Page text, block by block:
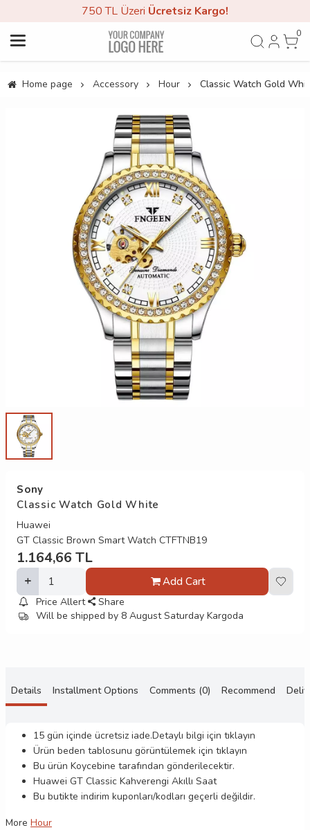
750 TL Üzeri Ücretsiz Kargo!
0
Home page Accessory Hour Classic Watch Gold
Sony
Classic Watch Gold White
Huawei
GT Classic Brown Smart Watch CTFTNB19
1.164,66 TL
Add Cart
Price Allert
Share
Will be shipped by 8 August Saturday Kargoda
Details Installment Options Comments (0) Recommend
15 gün içinde ücretsiz iade.Detaylı bilgi için tıklayın
Ürün beden tablosunu görüntülemek için tıklayın
Bu ürün Koycebine tarafından gönderilecektir.
Huawei GT Classic Kahverengi Akıllı Saat
Bu butikte indirim kuponları/kodları geçerli değildir.
More Hour